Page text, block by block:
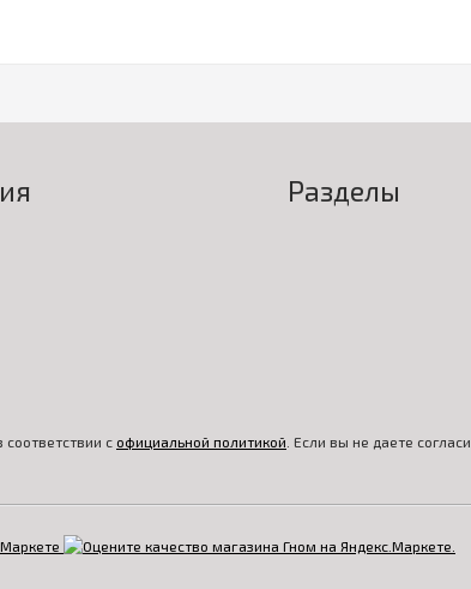
Разделы
с официальной политикой . Если вы не даете